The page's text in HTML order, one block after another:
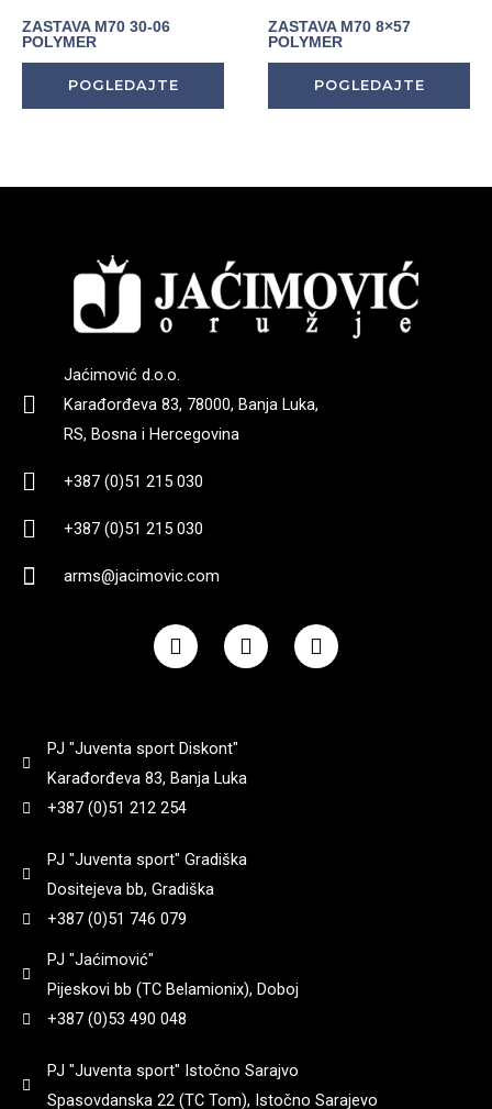
ZASTAVA M70 30-06
POLYMER
POGLEDAJTE
ZASTAVA M70 8×57
POLYMER
POGLEDAJTE
Jaćimović d.o.o.
Karađorđeva 83, 78000, Banja Luka,
RS, Bosna i Hercegovina
+387 (0)51 215 030
+387 (0)51 215 030
arms@jacimovic.com
F
a
c
o
k
I
n
s
a
Y
o
u
PJ "Juventa sport Diskont"
Karađorđeva 83, Banja Luka
+387 (0)51 212 254
PJ "Juventa sport" Gradiška
Dositejeva bb, Gradiška
+387 (0)51 746 079
PJ "Jaćimović"
Pijeskovi bb (TC Belamionix), Doboj
+387 (0)53 490 048
PJ "Juventa sport" Istočno Sarajvo
Spasovdanska 22 (TC Tom), Istočno Sarajevo